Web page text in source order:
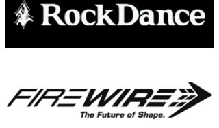
SancheZ
ゴン
wanda